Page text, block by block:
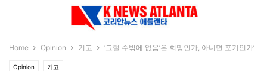
Home Opinion 기고 ‘그럴 수밖에 없음’은 희망인가, 아니면 포기인가’
Opinion 기고